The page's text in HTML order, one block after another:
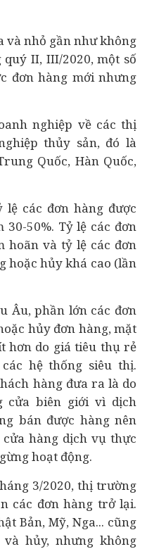
và nhỏ gần như không
II, III/2020, một số
đơn hàng mới nhưng
nghiệp về các thị
thủy sản, đó là
Quốc, Hàn Quốc,
lệ các đơn hàng được
50%. Tỷ lệ các đơn
hoãn và tỷ lệ các đơn
hoặc hủy khá cao (lần
Âu, phần lớn các đơn
hủy đơn hàng, mặt
hơn do giá tiêu thụ rẻ
hệ thống siêu thị.
hàng đưa ra là do
cửa biên giới vì dịch
bán được hàng nên
hàng dịch vụ thực
hoạt động.
3/2020, thị trường
các đơn hàng trở lại.
Bản, Mỹ, Nga... cũng
hủy, nhưng không